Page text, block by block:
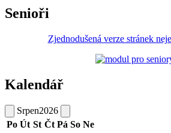
Senioři
Zjednodušená verze stránek
Kalendář
Srpen2026
Po Út St Čt Pá So Ne